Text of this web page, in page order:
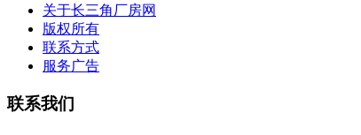
关于长三角厂房网
版权所有
联系方式
服务广告
联系我们